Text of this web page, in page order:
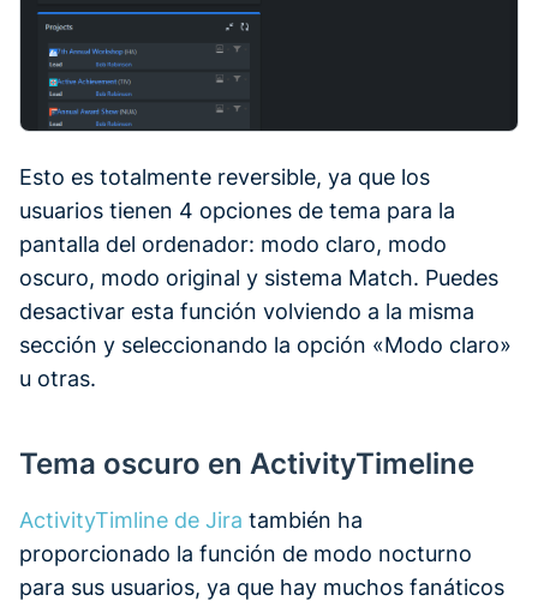
Esto es totalmente reversible, ya que los
usuarios tienen 4 opciones de tema para la
pantalla del ordenador: modo claro, modo
oscuro, modo original y sistema Match. Puedes
desactivar esta función volviendo a la misma
sección y seleccionando la opción «Modo claro»
u otras.
Tema oscuro en ActivityTimeline
ActivityTimline de Jira también ha
proporcionado la función de modo nocturno
para sus usuarios, ya que hay muchos fanáticos